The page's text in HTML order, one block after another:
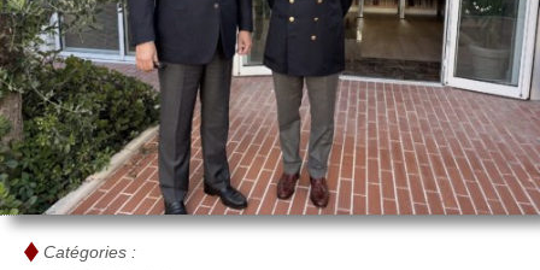
Catégories :